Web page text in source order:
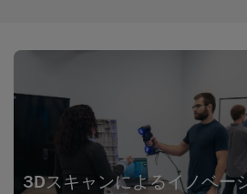
3Dスキャンによるイノベー